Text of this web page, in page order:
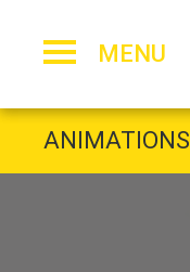
MENU
ANIMATIONS